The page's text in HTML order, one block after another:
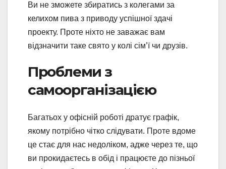
Ви не зможете збиратись з колегами за
келихом пива з приводу успішної здачі
проекту. Проте ніхто не заважає вам
відзначити таке свято у колі сім’ї чи друзів.
Проблеми з
самоорганізацією
Багатьох у офісній роботі дратує графік,
якому потрібно чітко слідувати. Проте вдоме
це стає для нас недоліком, адже через те, що
ви прокидаєтесь в обід і працюєте до пізньої